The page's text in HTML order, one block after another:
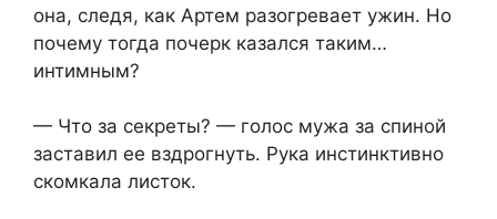
она, следя, как Артем разогревает ужин. Но
почему тогда почерк казался таким…
интимным?
— Что за секреты? — голос мужа за спиной
заставил ее вздрогнуть. Рука инстинктивно
скомкала листок.